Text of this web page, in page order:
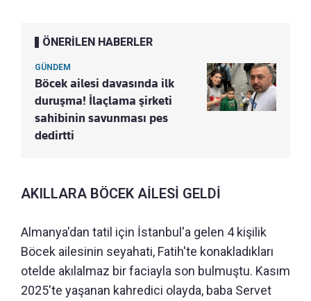
ÖNERİLEN HABERLER
GÜNDEM
Böcek ailesi davasında ilk
duruşma! İlaçlama şirketi
sahibinin savunması pes
dedirtti
AKILLARA BÖCEK AİLESİ GELDİ
Almanya'dan tatil için İstanbul'a gelen 4 kişilik
Böcek ailesinin seyahati, Fatih'te konakladıkları
otelde akılalmaz bir faciayla son bulmuştu. Kasım
2025'te yaşanan kahredici olayda, baba Servet